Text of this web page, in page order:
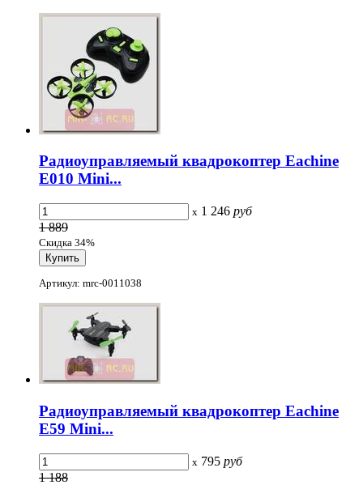
Радиоуправляемый квадрокоптер Eachine
E010 Mini...
x 1 246 руб
1 889
Скидка 34%
Артикул: mrc-0011038
Радиоуправляемый квадрокоптер Eachine
E59 Mini...
x 795 руб
1 188